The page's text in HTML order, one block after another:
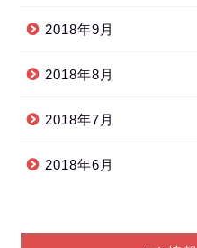
2018年9月
2018年8月
2018年7月
2018年6月